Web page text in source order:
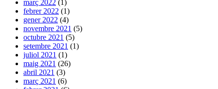
març 2022 (1)
febrer 2022 (1)
gener 2022 (4)
novembre 2021 (5)
octubre 2021 (5)
setembre 2021 (1)
juliol 2021 (1)
maig 2021 (26)
abril 2021 (3)
març 2021 (6)